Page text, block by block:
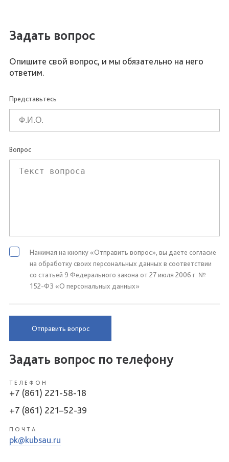
Задать вопрос
Опишите свой вопрос, и мы обязательно на него
ответим.
Представьтесь
Вопрос
Нажимая на кнопку «Отправить вопрос», вы даете согласие
на обработку своих персональных данных в соответствии
со статьей 9 Федерального закона от 27 июля 2006 г. №
152-ФЗ «О персональных данных»
Отправить вопрос
Задать вопрос по телефону
ТЕЛЕФОН
+7 (861) 221-58-18
+7 (861) 221–52-39
ПОЧТА
pk@kubsau.ru